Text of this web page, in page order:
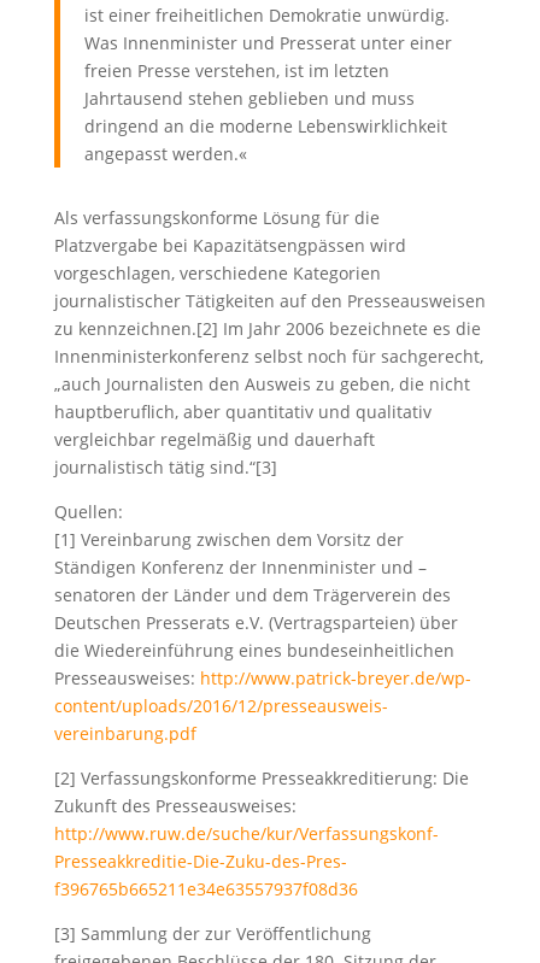
ist einer freiheitlichen Demokratie unwürdig.
Was Innenminister und Presserat unter einer
freien Presse verstehen, ist im letzten
Jahrtausend stehen geblieben und muss
dringend an die moderne Lebenswirklichkeit
angepasst werden.«
Als verfassungskonforme Lösung für die
Platzvergabe bei Kapazitätsengpässen wird
vorgeschlagen, verschiedene Kategorien
journalistischer Tätigkeiten auf den Presseausweisen
zu kennzeichnen.[2] Im Jahr 2006 bezeichnete es die
Innenministerkonferenz selbst noch für sachgerecht,
„auch Journalisten den Ausweis zu geben, die nicht
hauptberuflich, aber quantitativ und qualitativ
vergleichbar regelmäßig und dauerhaft
journalistisch tätig sind.“[3]
Quellen:
[1] Vereinbarung zwischen dem Vorsitz der
Ständigen Konferenz der Innenminister und –
senatoren der Länder und dem Trägerverein des
Deutschen Presserats e.V. (Vertragsparteien) über
die Wiedereinführung eines bundeseinheitlichen
Presseausweises: http://www.patrick-breyer.de/wp-
content/uploads/2016/12/presseausweis-
vereinbarung.pdf
[2] Verfassungskonforme Presseakkreditierung: Die
Zukunft des Presseausweises:
http://www.ruw.de/suche/kur/Verfassungskonf-
Presseakkreditie-Die-Zuku-des-Pres-
f396765b665211e34e63557937f08d36
[3] Sammlung der zur Veröffentlichung